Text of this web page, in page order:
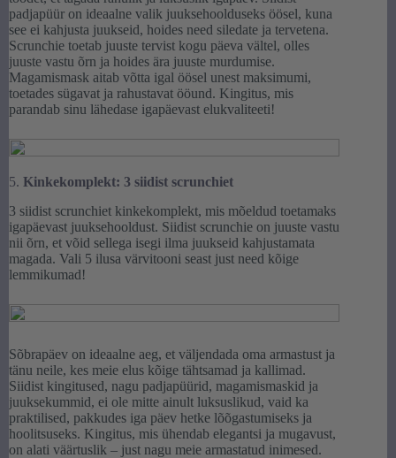
padjapüür on ideaalne valik juuksehoolduseks öösel, kuna
see ei kahjusta juukseid, hoides need siledate ja tervetena.
Scrunchie toetab juuste tervist kogu päeva vältel, olles
juuste vastu õrn ja hoides ära juuste murdumise.
Magamismask aitab võtta igal öösel unest maksimumi,
toetades sügavat ja rahustavat ööund. Kingitus, mis
parandab sinu lähedase igapäevast elukvaliteeti!
5. Kinkekomplekt: 3 siidist scrunchiet
3 siidist scrunchiet kinkekomplekt, mis mõeldud toetamaks
igapäevast juuksehooldust. Siidist scrunchie on juuste vastu
nii õrn, et võid sellega isegi ilma juukseid kahjustamata
magada. Vali 5 ilusa värvitooni seast just need kõige
lemmikumad!
Sõbrapäev on ideaalne aeg, et väljendada oma armastust ja
tänu neile, kes meie elus kõige tähtsamad ja kallimad.
Siidist kingitused, nagu padjapüürid, magamismaskid ja
juuksekummid, ei ole mitte ainult luksuslikud, vaid ka
praktilised, pakkudes iga päev hetke lõõgastumiseks ja
hoolitsuseks. Kingitus, mis ühendab elegantsi ja mugavust,
on alati väärtuslik – just nagu meie armastatud inimesed.